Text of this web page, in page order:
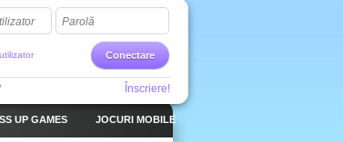
Parolă
Conectare
Înscriere!
UP GAMES JOCURI MOBILE